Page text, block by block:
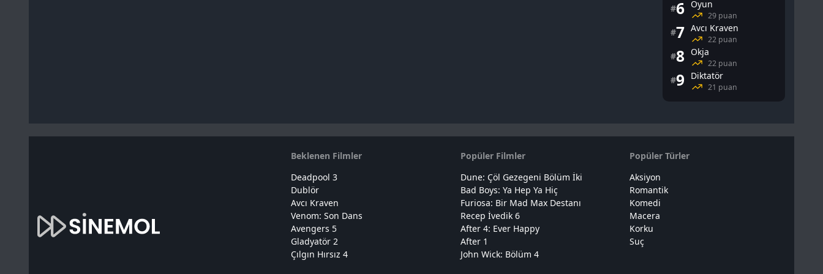
#6 Oyun
29 puan
#7 Avcı Kraven
22 puan
#8 Okja
22 puan
#9 Diktatör
21 puan
Beklenen Filmler
Deadpool 3
Dublör
Avcı Kraven
Venom: Son Dans
Avengers 5
Gladyatör 2
Çılgın Hırsız 4
Popüler Filmler
Dune: Çöl Gezegeni Bölüm İki
Bad Boys: Ya Hep Ya Hiç
Furiosa: Bir Mad Max Destanı
Recep İvedik 6
After 4: Ever Happy
After 1
John Wick: Bölüm 4
Popüler Türler
Aksiyon
Romantik
Komedi
Macera
Korku
Suç